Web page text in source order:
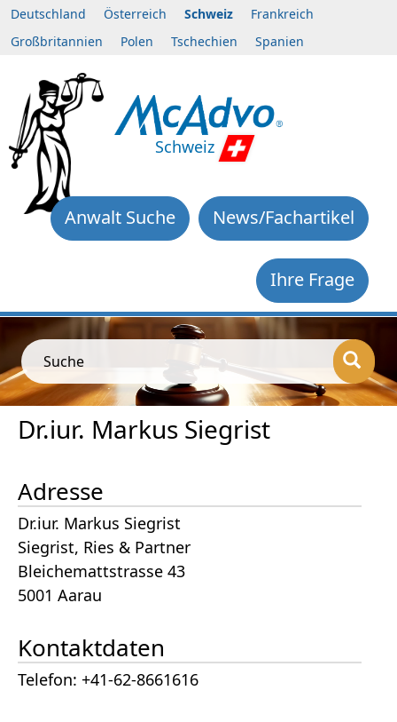
Deutschland Österreich Schweiz
Frankreich
Großbritannien
Polen Tschechien Spanien
Schweiz
News/Fachartikel
Anwalt Suche
Ihre Frage
Suche
Dr.iur. Markus Siegrist
Adresse
Dr.iur. Markus Siegrist
Siegrist, Ries & Partner
Bleichemattstrasse 43
5001 Aarau
Kontaktdaten
Telefon: +41-62-8661616